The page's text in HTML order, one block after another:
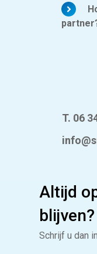
T. 06
Altijd
blijven?
Schrijf u dan